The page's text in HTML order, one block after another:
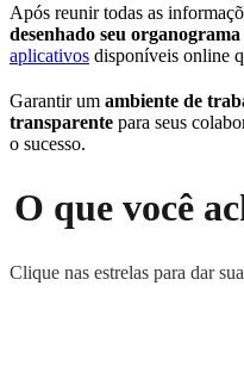
Após reunir todas as
desenhado seu
aplicativos disponíveis online
Garantir um ambiente de
transparente para seus
o sucesso.
O que você
Clique nas estrelas para dar